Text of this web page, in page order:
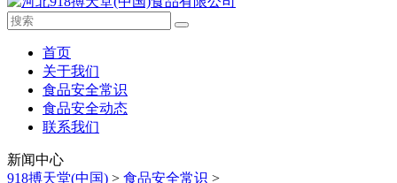
首页
关于我们
食品安全常识
食品安全动态
联系我们
新闻中心
918搏天堂(中国) > 食品安全常识 >